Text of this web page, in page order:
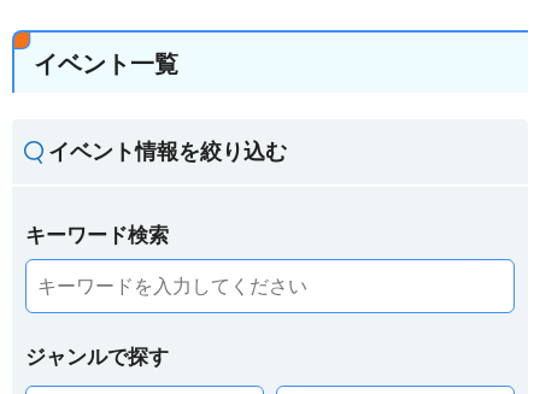
イベント一覧
イベント情報を絞り込む
キーワード検索
ジャンルで探す